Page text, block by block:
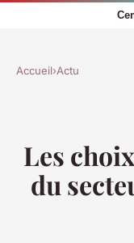
Accueil›Actu
Les
du